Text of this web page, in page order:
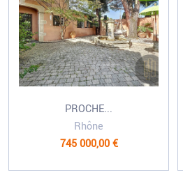
PROCHE...
Rhône
745 000,00 €